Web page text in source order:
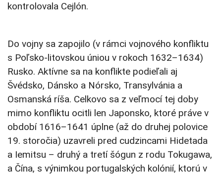
kontrolovala Cejlón.
Do vojny sa zapojilo (v rámci vojnového konfliktu
s Poľsko-litovskou úniou v rokoch 1632–1634)
Rusko. Aktívne sa na konflikte podieľali aj
Švédsko, Dánsko a Nórsko, Transylvánia a
Osmanská ríša. Celkovo sa z veľmocí tej doby
mimo konfliktu ocitli len Japonsko, ktoré práve v
období 1616–1641 úplne (až do druhej polovice
19. storočia) uzavreli pred cudzincami Hidetada
a Iemitsu – druhý a tretí šógun z rodu Tokugawa,
a Čína, s výnimkou portugalských kolónií, ktorú v